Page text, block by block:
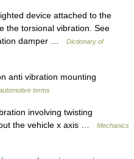
device attached to the
the torsional vibration. See
damper …
Dictionary of
anti vibration mounting
terms
involving twisting
the vehicle x axis …
Mechanics